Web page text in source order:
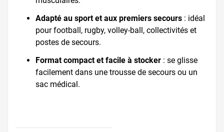
Adapté au sport et aux premiers secours : idéal
pour football, rugby, volley-ball, collectivités et
postes de secours.
Format compact et facile à stocker : se glisse
facilement dans une trousse de secours ou un
sac médical.